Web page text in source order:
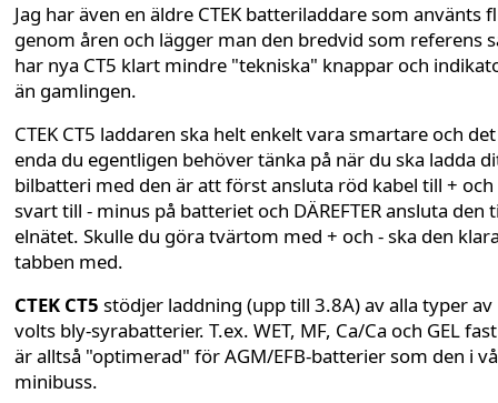
Jag har även en äldre CTEK batteriladdare som använts
genom åren och lägger man den bredvid som referens
har nya CT5 klart mindre "tekniska" knappar och
än gamlingen.
CTEK CT5 laddaren ska helt enkelt vara smartare och det
enda du egentligen behöver tänka på när du ska ladda
bilbatteri med den är att först ansluta röd kabel till + och
svart till - minus på batteriet och DÄREFTER ansluta den
elnätet. Skulle du göra tvärtom med + och - ska den
tabben med.
CTEK CT5 stödjer laddning (upp till 3.8A) av alla typer av
volts bly-syrabatterier. T.ex. WET, MF, Ca/Ca och GEL
är alltså "optimerad" för AGM/EFB-batterier som den i
minibuss.